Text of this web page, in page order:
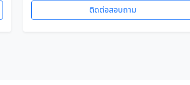
ติดต่อสอบถาม